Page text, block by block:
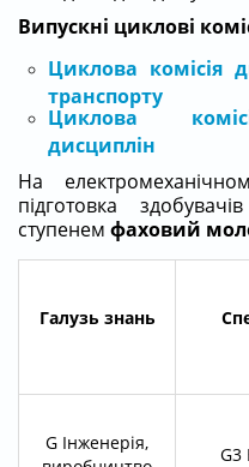
Випускні циклові
Циклова комісія
транспорту
Циклова
дисциплін
На
підготовка
ступенем фаховий
Галузь знань
G Інженерія,
G3